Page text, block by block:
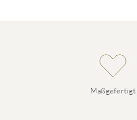
Maßgefertigt